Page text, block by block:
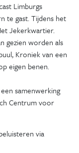
Limburgs
te gast. Tijdens het
Jekerkwartier.
gezien worden als
Kroniek van een
eigen benen.
samenwerking
Centrum voor
via